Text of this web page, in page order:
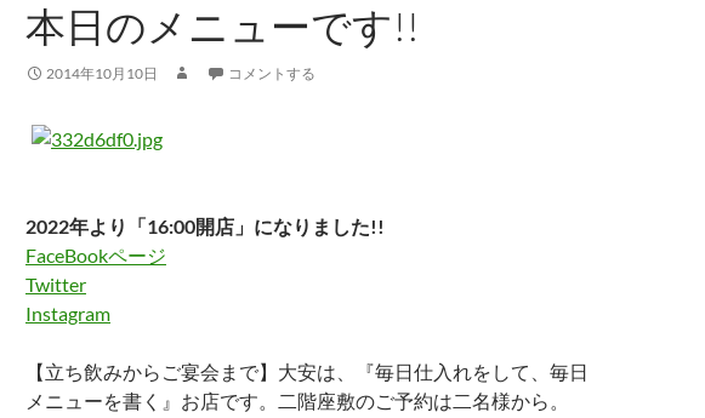
本日のメニューです!!
2014年10月10日 コメントする
2022年より「16:00開店」になりました!!
FaceBookページ
Twitter
Instagram
【立ち飲みからご宴会まで】大安は、『毎日仕入れをして、毎日
メニューを書く』お店です。二階座敷のご予約は二名様から。